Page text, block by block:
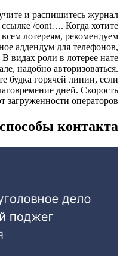
и распишитесь журнал
ссылке /cont…. Когда хотите
лотереям, рекомендуем
аддендум для телефонов,
видах роли в лотерее нате
надобно авторизоваться.
будка горячей линии, если
дней. Скорость
загруженности операторов.
контакта